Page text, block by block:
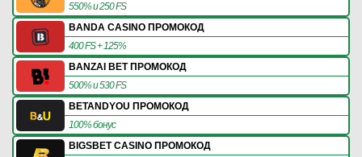
550% и 250 FS
BANDA CASINO ПРОМОКОД
400 FS + 125%
BANZAI BET ПРОМОКОД
500% и 530 FS
BETANDYOU ПРОМОКОД
100% бонус
BIGSBET CASINO ПРОМОКОД